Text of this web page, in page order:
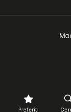
Preferiti